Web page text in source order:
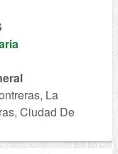
La
Ciudad De